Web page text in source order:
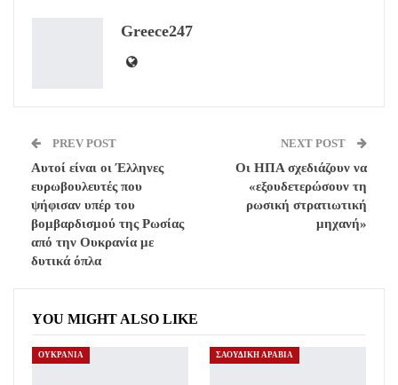
Greece247
PREV POST
Αυτοί είναι οι Έλληνες
ευρωβουλευτές που
ψήφισαν υπέρ του
βομβαρδισμού της Ρωσίας
από την Ουκρανία με
δυτικά όπλα
NEXT POST
Οι ΗΠΑ σχεδιάζουν να
«εξουδετερώσουν τη
ρωσική στρατιωτική
μηχανή»
YOU MIGHT ALSO LIKE
ΟΥΚΡΑΝΙΑ ΣΑΟΥΔΙΚΗ ΑΡΑΒΙΑ